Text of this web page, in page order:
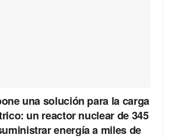
una solución para la carga
un reactor nuclear de 345
energía a miles de